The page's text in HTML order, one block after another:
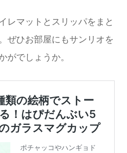
レマットとスリッパをまと
ぜひお部屋にもサンリオを
がでしょうか。